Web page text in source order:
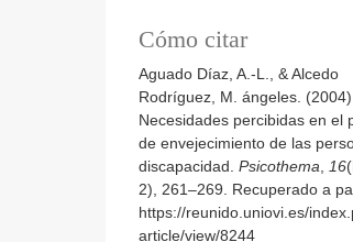
Cómo citar
Aguado Díaz, A.-L., & Alcedo
Rodríguez, M. ángeles.
Necesidades percibidas en el
de envejecimiento de las
discapacidad. Psicothema, 16
2), 261–269. Recuperado a
https://reunido.uniovi.es/
article/view/8244